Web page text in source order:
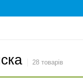
28 товарів